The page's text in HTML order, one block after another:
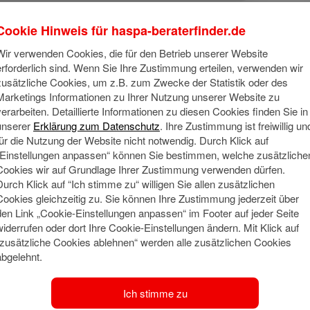
mich
bin ein Familienmensch, mit meiner Familie verbringe ich
an die Nord- und Ostsee aber auch entlang
ich als ehrenamtlicher Trainer bei einem Verein in der
Mein
Entlang
Social Media
Hinweis für haspa-beraterfinder.de
verwenden Cookies, die für den Betrieb unserer Website
sind. Wenn Sie Ihre Zustimmung erteilen, verwenden wir
Cookies, um z.B. zum Zwecke der Statistik oder des
Informationen zu Ihrer Nutzung unserer Website zu
Detaillierte Informationen zu diesen Cookies finden Sie in
Erklärung zum Datenschutz. Ihre Zustimmung ist freiwillig
die Nutzung der Website nicht notwendig. Durch Klick auf
anpassen“ können Sie bestimmen, welche
wir auf Grundlage Ihrer Zustimmung verwenden dürfen.
Klick auf “Ich stimme zu“ willigen Sie allen zusätzlichen
gleichzeitig zu. Sie können Ihre Zustimmung jederzeit über
Link „Cookie-Einstellungen anpassen“ im Footer auf jeder Seite
oder dort Ihre Cookie-Einstellungen ändern. Mit Klick auf
Cookies ablehnen“ werden alle zusätzlichen Cookies
Ich stimme zu